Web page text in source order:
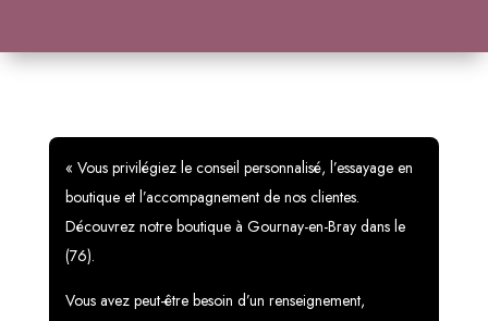
« Vous privilégiez le conseil personnalisé, l’essayage en
boutique et l’accompagnement de nos clientes.
Découvrez notre boutique à Gournay-en-Bray dans le
(76).
Vous avez peut-être besoin d’un renseignement,